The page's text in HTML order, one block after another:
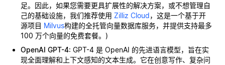
足。因此，如果您需要更具扩展性的解决方案，或不想管理自
己的基础设施，我们推荐使用 Zilliz Cloud，这是一个基于开
源项目 Milvus构建的全托管向量数据库服务，并提供支持最多
100 万个向量的免费套餐。)
OpenAI GPT-4: GPT-4 是 OpenAI 的先进语言模型，旨在实
现全面理解和上下文感知的文本生成。它在创意写作、复杂问